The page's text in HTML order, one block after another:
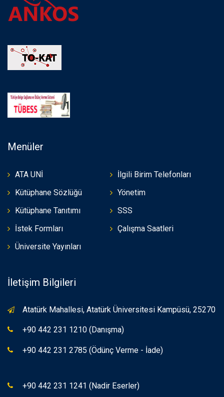
Menüler
ATA UNİ
İlgili Birim Telefonları
Kütüphane Sözlüğü
Yönetim
Kütüphane Tanıtımı
SSS
İstek Formları
Çalışma Saatleri
Üniversite Yayınları
İletişim Bilgileri
Atatürk Mahallesi, Atatürk Üniversitesi Kampüsü, 25270
+90 442 231 1210 (Danışma)
+90 442 231 2785 (Ödünç Verme - İade)
+90 442 231 1241 (Nadir Eserler)